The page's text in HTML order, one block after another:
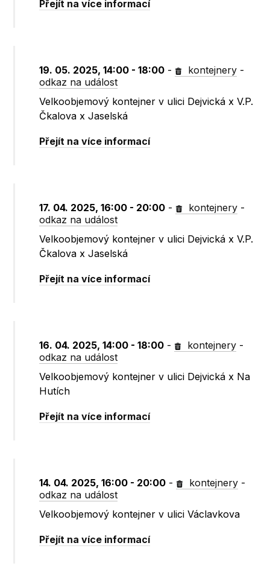
Přejít na více informací
19. 05. 2025, 14:00 - 18:00 - kontejnery -
odkaz na událost
Velkoobjemový kontejner v ulici Dejvická x V.P.
Čkalova x Jaselská
Přejít na více informací
17. 04. 2025, 16:00 - 20:00 - kontejnery -
odkaz na událost
Velkoobjemový kontejner v ulici Dejvická x V.P.
Čkalova x Jaselská
Přejít na více informací
16. 04. 2025, 14:00 - 18:00 - kontejnery -
odkaz na událost
Velkoobjemový kontejner v ulici Dejvická x Na
Hutích
Přejít na více informací
14. 04. 2025, 16:00 - 20:00 - kontejnery -
odkaz na událost
Velkoobjemový kontejner v ulici Václavkova
Přejít na více informací